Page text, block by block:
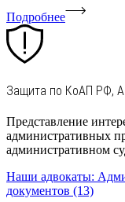
Подробнее
Защита по КоАП РФ,
Представление
административных
административном
Наши адвокаты:
документов (13)